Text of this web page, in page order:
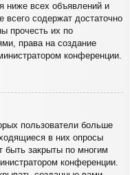
ниже всех объявлений и
всего содержат достаточно
прочесть их по
права на создание
конференции.
пользователи больше
в них опросы
быть закрыты по многим
конференции.